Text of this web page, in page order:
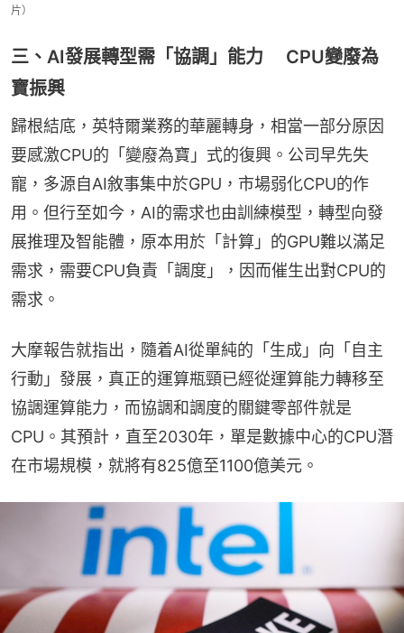
片）
三、AI發展轉型需「協調」能力 CPU變廢為
寶振興
歸根結底，英特爾業務的華麗轉身，相當一部分原因
要感激CPU的「變廢為寶」式的復興。公司早先失
寵，多源自AI敘事集中於GPU，市場弱化CPU的作
用。但行至如今，AI的需求也由訓練模型，轉型向發
展推理及智能體，原本用於「計算」的GPU難以滿足
需求，需要CPU負責「調度」，因而催生出對CPU的
需求。
大摩報告就指出，隨着AI從單純的「生成」向「自主
行動」發展，真正的運算瓶頸已經從運算能力轉移至
協調運算能力，而協調和調度的關鍵零部件就是
CPU。其預計，直至2030年，單是數據中心的CPU潛
在市場規模，就將有825億至1100億美元。